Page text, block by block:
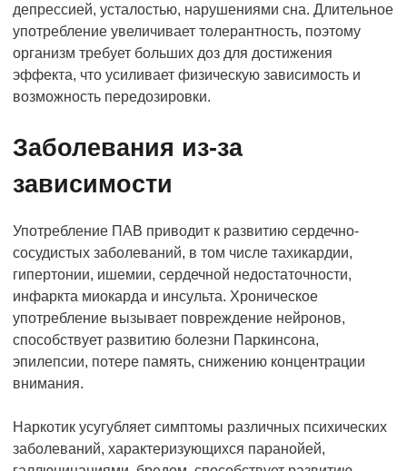
депрессией, усталостью, нарушениями сна. Длительное
употребление увеличивает толерантность, поэтому
организм требует больших доз для достижения
эффекта, что усиливает физическую зависимость и
возможность передозировки.
Заболевания из-за
зависимости
Употребление ПАВ приводит к развитию сердечно-
сосудистых заболеваний, в том числе тахикардии,
гипертонии, ишемии, сердечной недостаточности,
инфаркта миокарда и инсульта. Хроническое
употребление вызывает повреждение нейронов,
способствует развитию болезни Паркинсона,
эпилепсии, потере память, снижению концентрации
внимания.
Наркотик усугубляет симптомы различных психических
заболеваний, характеризующихся паранойей,